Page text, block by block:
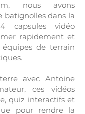
nous avons
batignolles dans la
capsules vidéo
rapidement et
de terrain
avec Antoine
ces vidéos
quiz interactifs et
pour rendre la